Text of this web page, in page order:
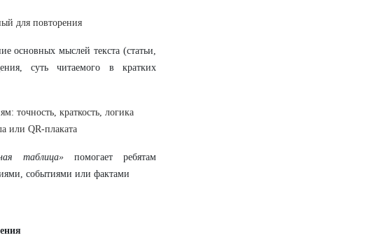
для повторения
основных мыслей текста (статьи,
суть читаемого в кратких
точность, краткость, логика
или QR-плаката
таблица» помогает ребятам
событиями или фактами